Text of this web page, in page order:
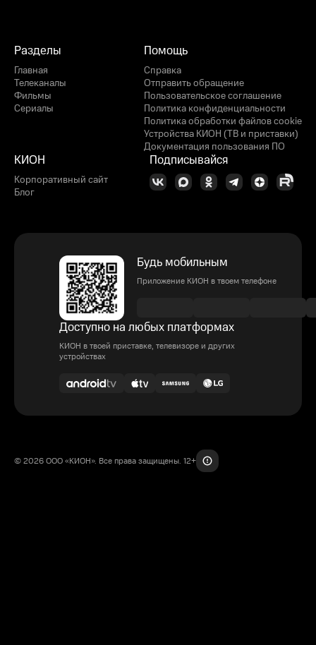
Разделы
Главная
Телеканалы
Фильмы
Сериалы
Помощь
Справка
Отправить обращение
Пользовательское соглашение
Политика конфиденциальности
Политика обработки файлов cookie
Устройства КИОН (ТВ и приставки)
Документация пользования ПО
КИОН
Корпоративный сайт
Блог
Подписывайся
Будь мобильным
Приложение КИОН в твоем телефоне
Доступно на любых платформах
КИОН в твоей приставке, телевизоре и других
устройствах
© 2026 ООО «КИОН». Все права защищены. 12+